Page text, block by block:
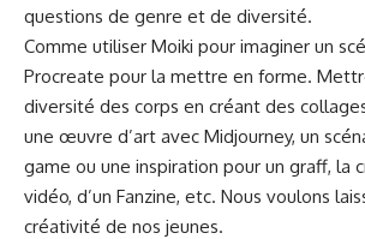
questions de genre et de diversité.
Comme utiliser Moiki pour imaginer un
Procreate pour la mettre en forme.
diversité des corps en créant des
une œuvre d’art avec Midjourney, un
game ou une inspiration pour un graff, la
vidéo, d’un Fanzine, etc. Nous voulons
créativité de nos jeunes.